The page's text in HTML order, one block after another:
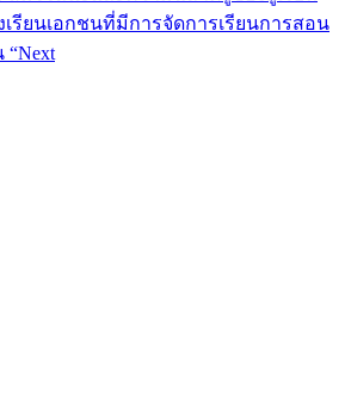
เรียนเอกชนที่มีการจัดการเรียนการสอน
“Next